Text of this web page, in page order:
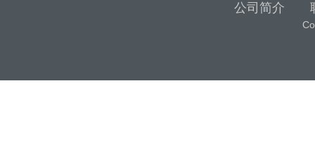
公司简介